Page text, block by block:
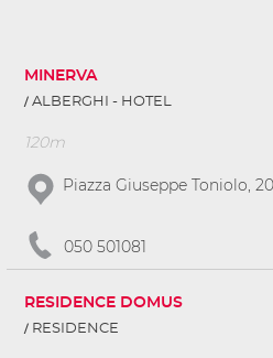
MINERVA
ALBERGHI - HOTEL
120m
Piazza Giuseppe Toniolo, 20
050 501081
RESIDENCE DOMUS
RESIDENCE